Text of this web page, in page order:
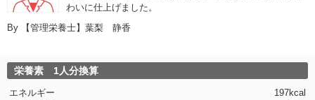
わいに仕上げました。
By
【管理栄養士】葉梨 静香
栄養素 1人分換算
エネルギー
197kcal